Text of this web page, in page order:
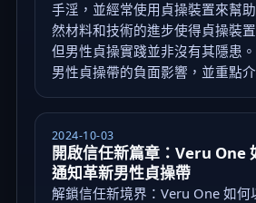
手淫，並經常使用貞操裝置來幫
然材料和技術的進步使得貞操裝
但男性貞操實踐並非沒有其隱患
男性貞操帶的負面影響，並重點
2024-10-03
開啟信任新篇章：Veru One
通知革新男性貞操帶
解鎖信任新境界：Veru One 如何